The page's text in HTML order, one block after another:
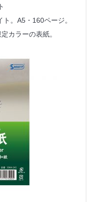
。A5・160ページ。
カラーの表紙。